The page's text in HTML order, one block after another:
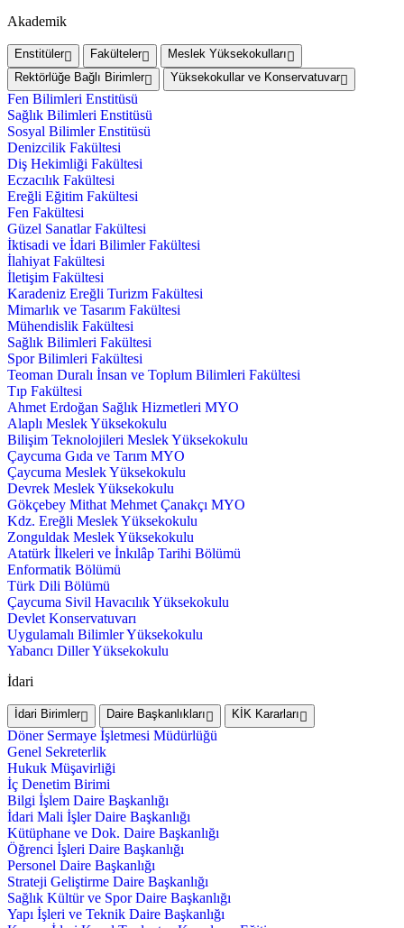
Akademik
Enstitüler Fakülteler
Meslek Yüksekokulları
Rektörlüğe Bağlı Birimler
Yüksekokullar ve Konservatuvar
Fen Bilimleri Enstitüsü
Sağlık Bilimleri Enstitüsü
Sosyal Bilimler Enstitüsü
Denizcilik Fakültesi
Diş Hekimliği Fakültesi
Eczacılık Fakültesi
Ereğli Eğitim Fakültesi
Fen Fakültesi
Güzel Sanatlar Fakültesi
İktisadi ve İdari Bilimler Fakültesi
İlahiyat Fakültesi
İletişim Fakültesi
Karadeniz Ereğli Turizm Fakültesi
Mimarlık ve Tasarım Fakültesi
Mühendislik Fakültesi
Sağlık Bilimleri Fakültesi
Spor Bilimleri Fakültesi
Teoman Duralı İnsan ve Toplum Bilimleri Fakültesi
Tıp Fakültesi
Ahmet Erdoğan Sağlık Hizmetleri MYO
Alaplı Meslek Yüksekokulu
Bilişim Teknolojileri Meslek Yüksekokulu
Çaycuma Gıda ve Tarım MYO
Çaycuma Meslek Yüksekokulu
Devrek Meslek Yüksekokulu
Gökçebey Mithat Mehmet Çanakçı MYO
Kdz. Ereğli Meslek Yüksekokulu
Zonguldak Meslek Yüksekokulu
Atatürk İlkeleri ve İnkılâp Tarihi Bölümü
Enformatik Bölümü
Türk Dili Bölümü
Çaycuma Sivil Havacılık Yüksekokulu
Devlet Konservatuvarı
Uygulamalı Bilimler Yüksekokulu
Yabancı Diller Yüksekokulu
İdari
İdari Birimler Daire Başkanlıkları KİK Kararları
Döner Sermaye İşletmesi Müdürlüğü
Genel Sekreterlik
Hukuk Müşavirliği
İç Denetim Birimi
Bilgi İşlem Daire Başkanlığı
İdari Mali İşler Daire Başkanlığı
Kütüphane ve Dok. Daire Başkanlığı
Öğrenci İşleri Daire Başkanlığı
Personel Daire Başkanlığı
Strateji Geliştirme Daire Başkanlığı
Sağlık Kültür ve Spor Daire Başkanlığı
Yapı İşleri ve Teknik Daire Başkanlığı